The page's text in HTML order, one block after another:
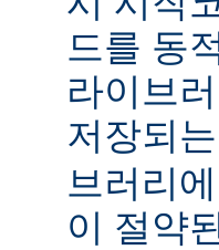
드를 동
라이브
저장되
브러리
이 절약